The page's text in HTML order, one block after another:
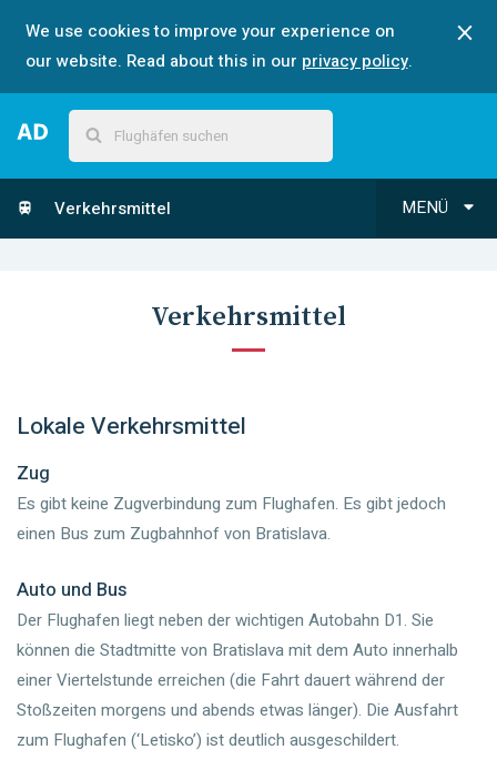
We use cookies to improve your experience on
our website. Read about this in our privacy policy.
MENÜ
Verkehrsmittel
Verkehrsmittel
Lokale Verkehrsmittel
Zug
Es gibt keine Zugverbindung zum Flughafen. Es gibt jedoch
einen Bus zum Zugbahnhof von Bratislava.
Auto und Bus
Der Flughafen liegt neben der wichtigen Autobahn D1. Sie
können die Stadtmitte von Bratislava mit dem Auto innerhalb
einer Viertelstunde erreichen (die Fahrt dauert während der
Stoßzeiten morgens und abends etwas länger). Die Ausfahrt
zum Flughafen (‘Letisko’) ist deutlich ausgeschildert.